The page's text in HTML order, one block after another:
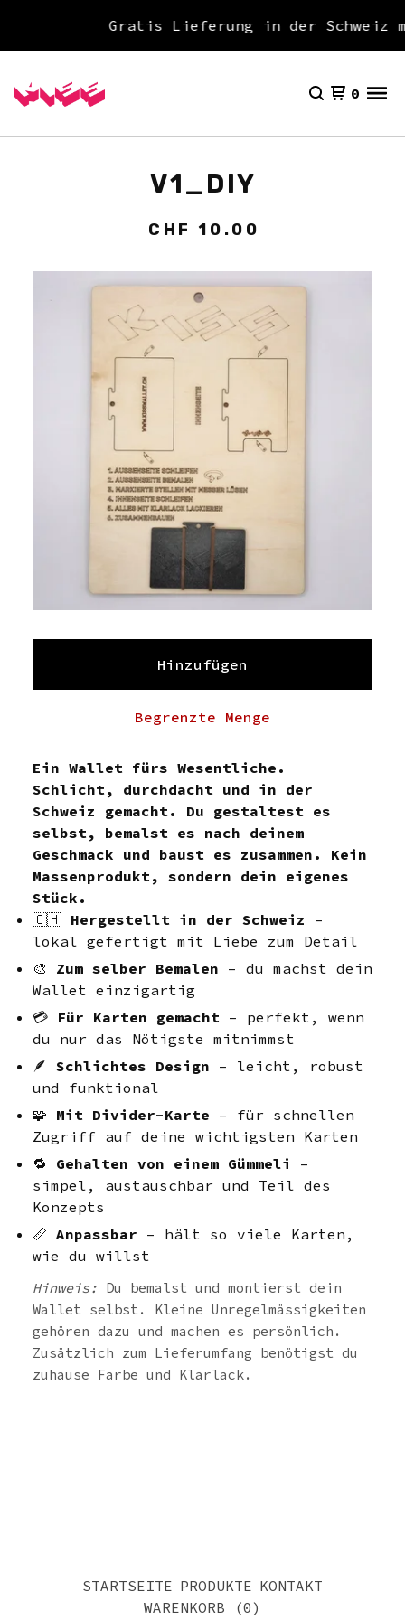
Gratis Lieferung in der Schweiz
0
V1_DIY
CHF 10.00
Hinzufügen
Begrenzte Menge
Ein Wallet fürs Wesentliche.
Schlicht, durchdacht und in der
Schweiz gemacht. Du gestaltest es
selbst, bemalst es nach deinem
Geschmack und baust es zusammen. Kein
Massenprodukt, sondern dein eigenes
Stück.
🇨🇭 Hergestellt in der Schweiz –
lokal gefertigt mit Liebe zum Detail
🎨 Zum selber Bemalen – du machst dein
Wallet einzigartig
💳 Für Karten gemacht – perfekt, wenn
du nur das Nötigste mitnimmst
🪶 Schlichtes Design – leicht, robust
und funktional
🧩 Mit Divider-Karte – für schnellen
Zugriff auf deine wichtigsten Karten
🔁 Gehalten von einem Gümmeli
–
simpel, austauschbar und Teil des
Konzepts
📏 Anpassbar – hält so viele Karten,
wie du willst
Hinweis: Du bemalst und montierst dein
Wallet selbst. Kleine Unregelmässigkeiten
gehören dazu und machen es persönlich.
Zusätzlich zum Lieferumfang benötigst du
zuhause Farbe und Klarlack.
STARTSEITE PRODUKTE KONTAKT
WARENKORB (0 )